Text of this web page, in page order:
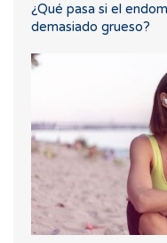
¿Qué pasa si el
demasiado grueso?